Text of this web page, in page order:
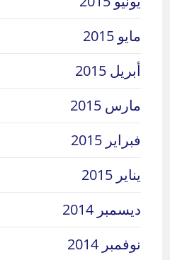
مايو 2015
أبريل 2015
مارس 2015
فبراير 2015
يناير 2015
ديسمبر 2014
نوفمبر 2014